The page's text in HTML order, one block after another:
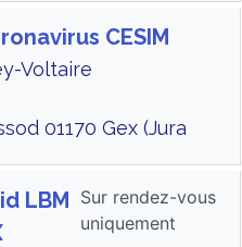
CESIM
Voltaire
01170 Gex (Jura
LBM Sur rendez-vous
uniquement